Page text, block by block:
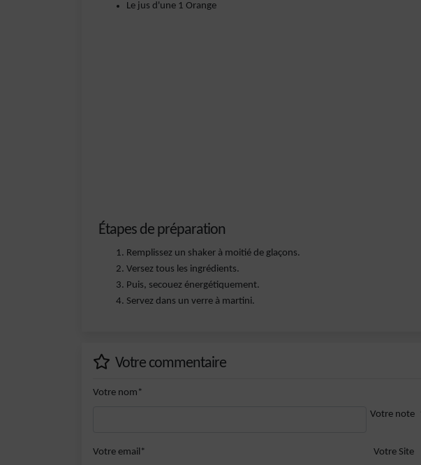
Le jus d'une 1 Orange
Étapes de préparation
Remplissez un shaker à moitié de glaçons.
Versez tous les ingrédients.
Puis, secouez énergétiquement.
Servez dans un verre à martini.
Votre commentaire
Votre nom*
Votre note
Votre email* Votre Site